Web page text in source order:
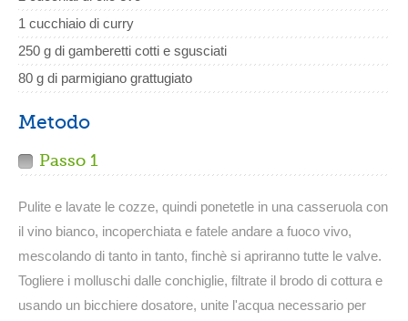
1 cucchiaio di curry
250 g di gamberetti cotti e sgusciati
80 g di parmigiano grattugiato
Metodo
Passo 1
Pulite e lavate le cozze, quindi ponetetle in una casseruola con
il vino bianco, incoperchiata e fatele andare a fuoco vivo,
mescolando di tanto in tanto, finchè si apriranno tutte le valve.
Togliere i molluschi dalle conchiglie, filtrate il brodo di cottura e
usando un bicchiere dosatore, unite l'acqua necessario per